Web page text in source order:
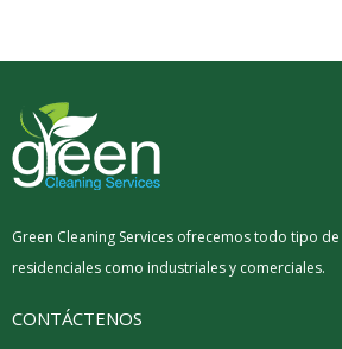
Green Cleaning Services ofrecemos todo tipo
residenciales como industriales y comerciales.
CONTÁCTENOS